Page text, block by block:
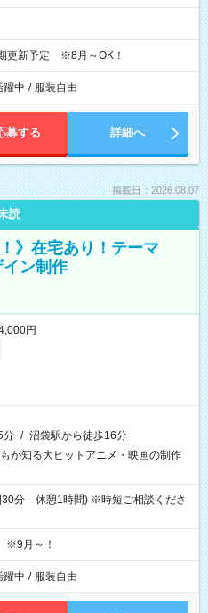
新予定 ※8月～OK！
躍中 / 服装自由
募する 詳細へ
掲載日：2026.08.07
読
》在宅あり！テーマ
ン制作
円
分 / 沼袋駅から徒歩16分
が知る大ヒットアニメ・映画の制作
30分 休憩1時間) ※時短ご相談くださ
※9月～！
躍中 / 服装自由